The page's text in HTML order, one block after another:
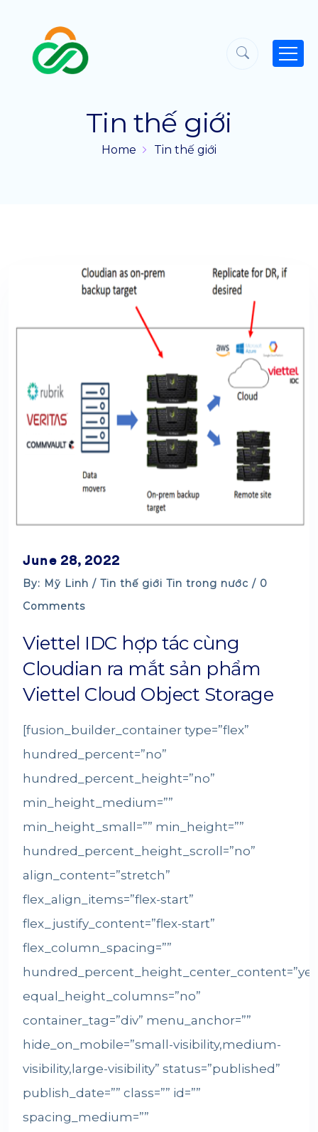
Tin thế giới
Home Tin thế giới
June 28, 2022
By: Mỹ Linh / Tin thế giới Tin trong nước / 0
Comments
Viettel IDC hợp tác cùng
Cloudian ra mắt sản phẩm
Viettel Cloud Object Storage
[fusion_builder_container type=”flex”
hundred_percent=”no”
hundred_percent_height=”no”
min_height_medium=””
min_height_small=”” min_height=””
hundred_percent_height_scroll=”no”
align_content=”stretch”
flex_align_items=”flex-start”
flex_justify_content=”flex-start”
flex_column_spacing=””
equal_height_columns=”no”
container_tag=”div” menu_anchor=””
hide_on_mobile=”small-visibility,medium-
visibility,large-visibility” status=”published”
publish_date=”” class=”” id=””
spacing_medium=””